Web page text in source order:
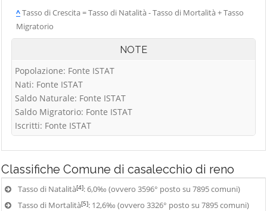
^Tasso di Crescita = Tasso di Natalità - Tasso di Mortalità + Tasso
Migratorio
NOTE
Popolazione: Fonte ISTAT
Nati: Fonte ISTAT
Saldo Naturale: Fonte ISTAT
Saldo Migratorio: Fonte ISTAT
Iscritti: Fonte ISTAT
Classifiche Comune di casalecchio di reno
Tasso di Natalità[4]: 6,0‰ (ovvero 3596° posto su 7895 comuni)
Tasso di Mortalità[5]: 12,6‰ (ovvero 3326° posto su 7895 comuni)